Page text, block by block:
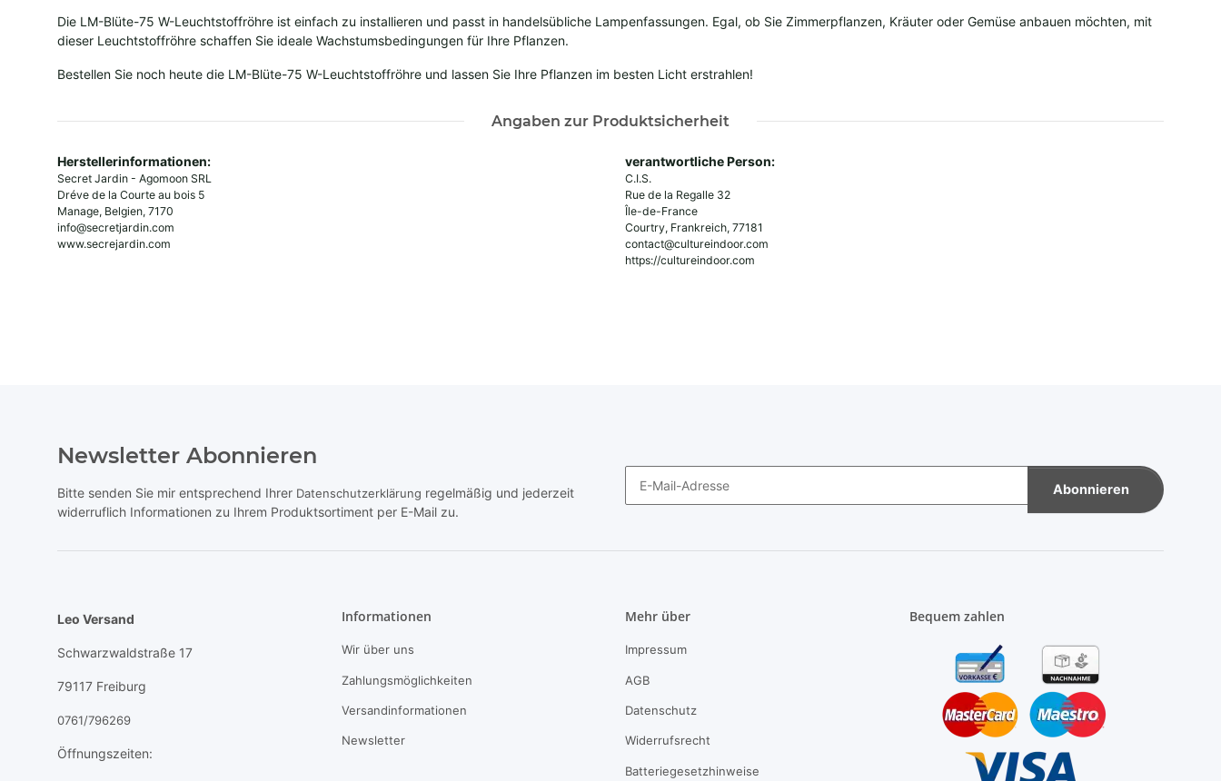
Die LM-Blüte-75 W-Leuchtstoffröhre ist einfach zu installieren und passt in handelsübliche Lampenfassungen. Egal, ob Sie Zimmerpflanzen, Kräuter oder Gemüse anbauen möchten, mit
dieser Leuchtstoffröhre schaffen Sie ideale Wachstumsbedingungen für Ihre Pflanzen.
Bestellen Sie noch heute die LM-Blüte-75 W-Leuchtstoffröhre und lassen Sie Ihre Pflanzen im besten Licht erstrahlen!
Angaben zur Produktsicherheit
Herstellerinformationen:
Secret Jardin - Agomoon SRL
Dréve de la Courte au bois 5
Manage, Belgien, 7170
info@secretjardin.com
www.secrejardin.com
verantwortliche Person:
C.I.S.
Rue de la Regalle 32
Île-de-France
Courtry, Frankreich, 77181
contact@cultureindoor.com
https://cultureindoor.com
Newsletter Abonnieren
Bitte senden Sie mir entsprechend Ihrer Datenschutzerklärung regelmäßig und jederzeit
widerruflich Informationen zu Ihrem Produktsortiment per E-Mail zu.
Abonnieren
Leo Versand
Schwarzwaldstraße 17
79117 Freiburg
0761/796269
Öffnungszeiten:
Informationen
Wir über uns
Zahlungsmöglichkeiten
Versandinformationen
Newsletter
Mehr über
Impressum
AGB
Datenschutz
Widerrufsrecht
Batteriegesetzhinweise
Bequem zahlen